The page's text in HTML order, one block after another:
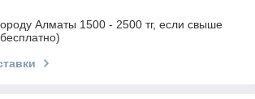
Алматы 1500 - 2500 тг, если свыше